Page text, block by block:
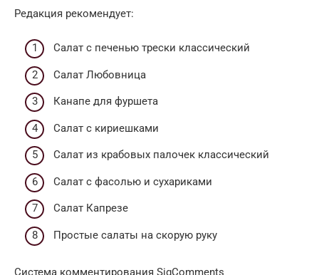
Редакция рекомендует:
Cалат с печенью трески классический
Салат Любовница
Канапе для фуршета
Салат с кириешками
Салат из крабовых палочек классический
Салат с фасолью и сухариками
Салат Капрезе
Простые салаты на скорую руку
Система комментирования SigComments